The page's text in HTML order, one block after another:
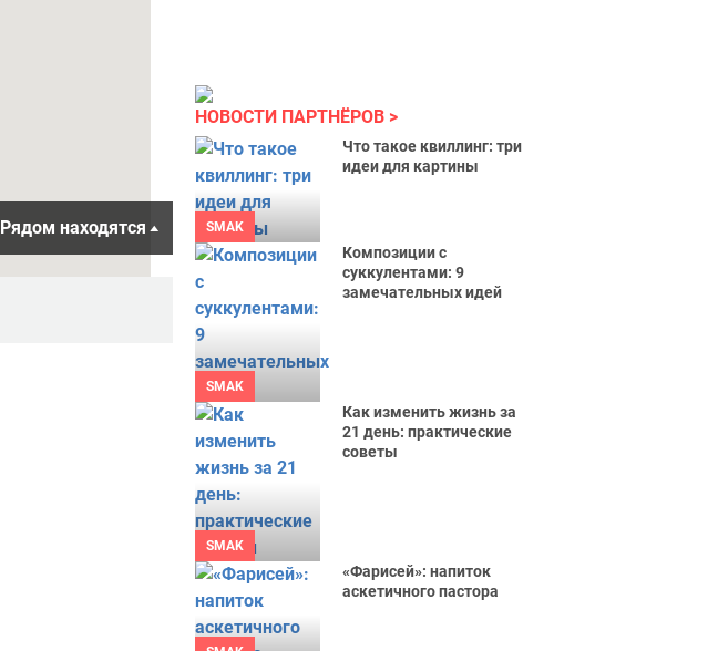
Рядом находятся
НОВОСТИ ПАРТНЁРОВ
SMAK
Что такое квиллинг: три
идеи для картины
SMAK
Композиции с
суккулентами: 9
замечательных идей
SMAK
Как изменить жизнь за
21 день: практические
советы
«Фарисей»: напиток
аскетичного пастора